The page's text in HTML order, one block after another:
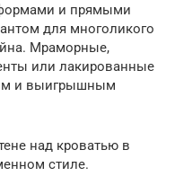
и прямыми
для многоликого
Мраморные,
или лакированные
и выигрышным
над кроватью в
стиле.